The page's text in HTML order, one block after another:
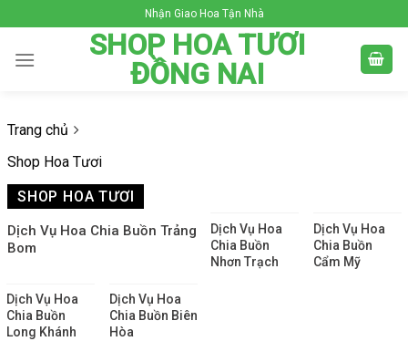
to
content
Nhận Giao Hoa Tận Nhà
SHOP HOA TƯƠI
ĐỒNG NAI
Trang chủ
Shop Hoa Tươi
SHOP HOA TƯƠI
Dịch Vụ Hoa Chia Buồn Trảng
Bom
Dịch Vụ Hoa
Chia Buồn
Nhơn Trạch
Dịch Vụ Hoa
Chia Buồn
Cẩm Mỹ
Dịch Vụ Hoa
Chia Buồn
Long Khánh
Dịch Vụ Hoa
Chia Buồn Biên
Hòa